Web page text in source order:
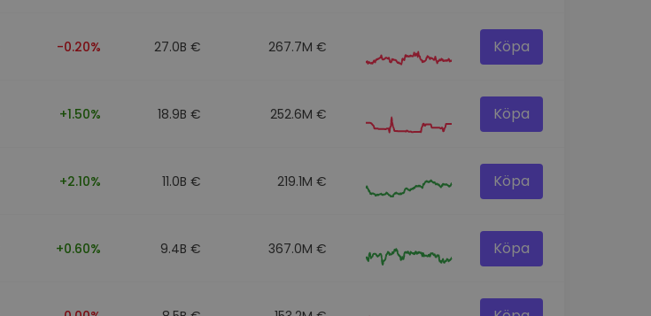
-0.20% 27.0B € 267.7M € Köpa
+1.50% 18.9B € 252.6M € Köpa
+2.10% 11.0B € 219.1M € Köpa
+0.60% 9.4B € 367.0M € Köpa